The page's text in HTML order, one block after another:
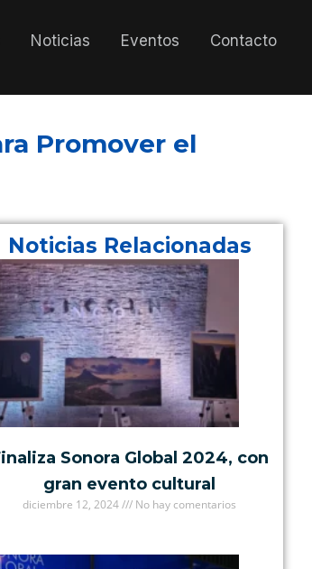
Noticias Eventos Contacto
Promover el
Noticias Relacionadas
Sonora Global 2024, con
gran evento cultural
diciembre 12, 2024 No hay comentarios